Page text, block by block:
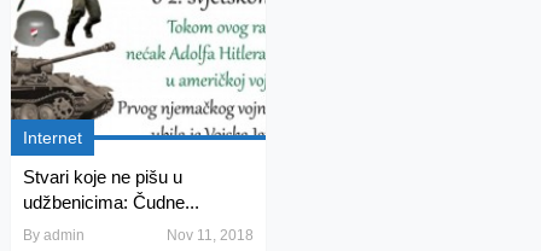
Internet
Stvari koje ne pišu u
udžbenicima: Čudne...
By admin Nov 11, 2018